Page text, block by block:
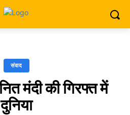
संवाद
मंदी की गिरफ्त में
दुनिया